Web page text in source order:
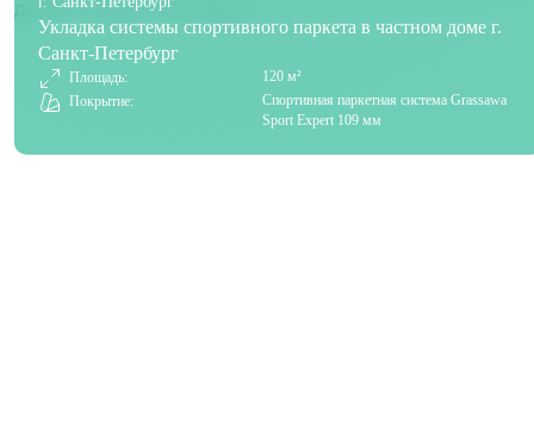
Укладка системы спортивного паркета в частном доме г.
Санкт-Петербург
Площадь:
120 м²
Покрытие:
Спортивная паркетная система Grassawa
Sport Expert 109 мм